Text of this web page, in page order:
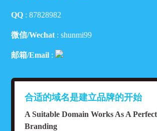
QQ :87828982
微信/Wechat : shunmi99
邮箱/Email :
合适的域名是建立品牌的开始
A Suitable Domain Works As A
Branding